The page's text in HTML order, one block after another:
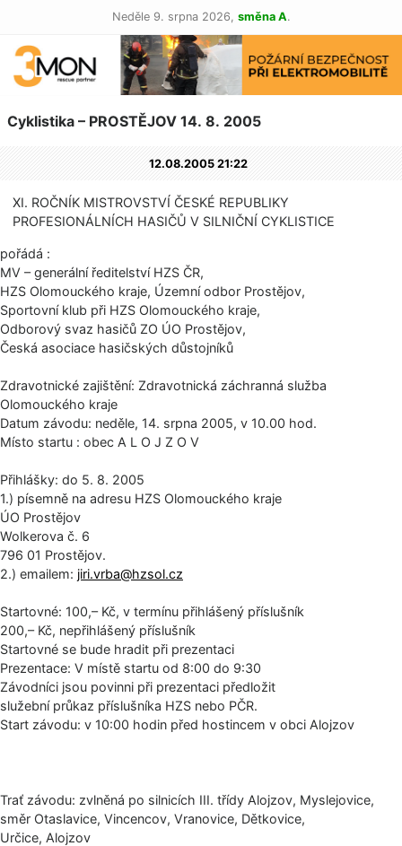
Neděle 9. srpna 2026, směna A.
Cyklistika – PROSTĚJOV 14. 8. 2005
12.08.2005 21:22
XI. ROČNÍK MISTROVSTVÍ ČESKÉ REPUBLIKY
PROFESIONÁLNÍCH HASIČŮ V SILNIČNÍ CYKLISTICE
pořádá :
MV – generální ředitelství HZS ČR,
HZS Olomouckého kraje, Územní odbor Prostějov,
Sportovní klub při HZS Olomouckého kraje,
Odborový svaz hasičů ZO ÚO Prostějov,
Česká asociace hasičských důstojníků
Zdravotnické zajištění: Zdravotnická záchranná služba
Olomouckého kraje
Datum závodu: neděle, 14. srpna 2005, v 10.00 hod.
Místo startu : obec A L O J Z O V
Přihlášky: do 5. 8. 2005
1.) písemně na adresu HZS Olomouckého kraje
ÚO Prostějov
Wolkerova č. 6
796 01 Prostějov.
2.) emailem: jiri.vrba@hzsol.cz
Startovné: 100,– Kč, v termínu přihlášený příslušník
200,– Kč, nepřihlášený příslušník
Startovné se bude hradit při prezentaci
Prezentace: V místě startu od 8:00 do 9:30
Závodníci jsou povinni při prezentaci předložit
služební průkaz příslušníka HZS nebo PČR.
Start závodu: v 10:00 hodin před hostincem v obci Alojzov
Trať závodu: zvlněná po silnicích III. třídy Alojzov, Myslejovice,
směr Otaslavice, Vincencov, Vranovice, Dětkovice,
Určice, Alojzov